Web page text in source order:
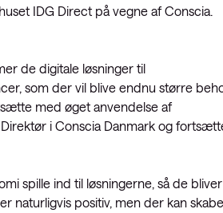
IDG Direct på vegne af Conscia.
de digitale løsninger til
som der vil blive endnu større
med øget anvendelse af
i Conscia Danmark og
spille ind til løsningerne, så de bliver
naturligvis positiv, men der kan